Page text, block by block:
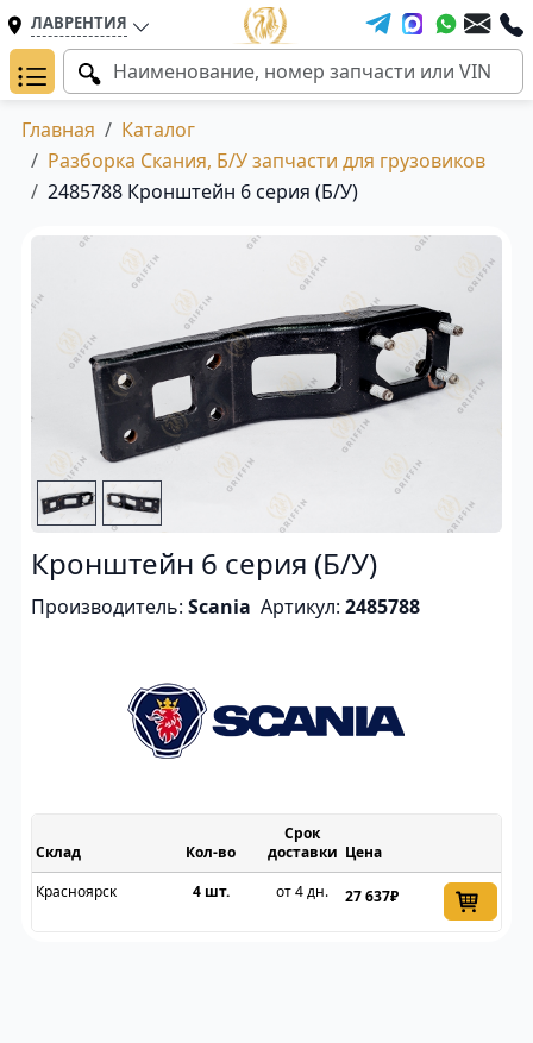
ЛАВРЕНТИЯ
Главная
Каталог
Разборка Скания, Б/У запчасти для грузовиков
2485788 Кронштейн 6 серия (Б/У)
Кронштейн 6 серия (Б/У)
Производитель: Scania Артикул: 2485788
Склад
Срок
доставки Цена
Красноярск
4 шт. от 4 дн. 27 637₽